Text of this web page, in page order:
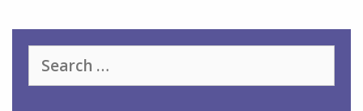
for: